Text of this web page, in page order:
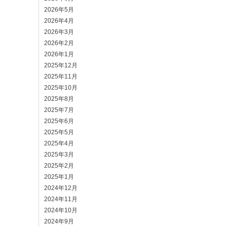
2026年5月
2026年4月
2026年3月
2026年2月
2026年1月
2025年12月
2025年11月
2025年10月
2025年8月
2025年7月
2025年6月
2025年5月
2025年4月
2025年3月
2025年2月
2025年1月
2024年12月
2024年11月
2024年10月
2024年9月